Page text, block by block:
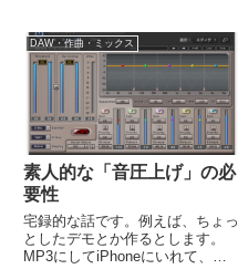
DAW・作曲・ミックス
素人的な「音圧上げ」の必
要性
宅録的な話です。例えば、ちょっ
としたデモとか作るとします。
MP3にしてiPhoneにいれて、通